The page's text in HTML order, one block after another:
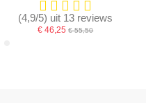
(4,9/5) uit 13 reviews
€ 46,25€ 55,50